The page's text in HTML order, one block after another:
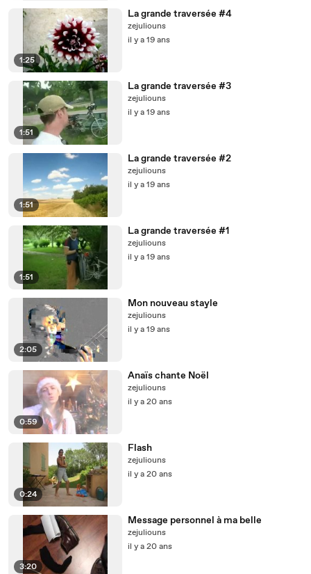
1:25
La grande traversée #4
zejuliouns
il y a 19 ans
1:51
La grande traversée #3
zejuliouns
il y a 19 ans
1:51
La grande traversée #2
zejuliouns
il y a 19 ans
1:51
La grande traversée #1
zejuliouns
il y a 19 ans
2:05
Mon nouveau stayle
zejuliouns
il y a 19 ans
0:59
Anaïs chante Noël
zejuliouns
il y a 20 ans
0:24
Flash
zejuliouns
il y a 20 ans
3:20
Message personnel à ma belle
zejuliouns
il y a 20 ans